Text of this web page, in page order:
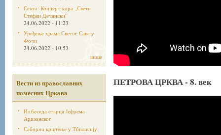
Сента: Концерт хора „Свети
Стефан Дечанскиˮ
24.06.2022 - 11:23
Уређење храма Светог Саве у
Фочи
24.06.2022 - 10:53
више
Вести из православних
помесних Цркава
Из беседа старца Јефрема
Аризонског
Саборно крштење у Тбилисију
ПЕТРОВА ЦРКВА - 8. век